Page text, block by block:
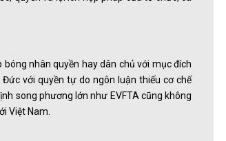
nhân quyền hay dân chủ với mục đích
với quyền tự do ngôn luận thiếu cơ chế
song phương lớn như EVFTA cũng không
Việt Nam.